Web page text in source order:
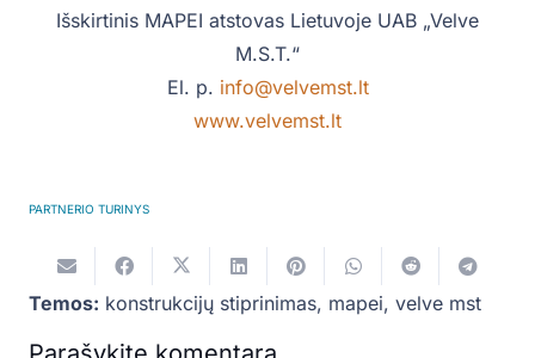
Išskirtinis MAPEI atstovas Lietuvoje UAB „Velve
M.S.T.“
El. p. info@velvemst.lt
www.velvemst.lt
PARTNERIO TURINYS
Temos: konstrukcijų stiprinimas, mapei, velve mst